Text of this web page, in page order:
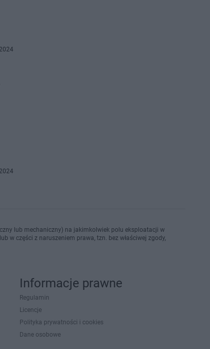
lub mechaniczny) na jakimkolwiek polu eksploatacji w
w części z naruszeniem prawa, tzn. bez właściwej zgody,
Informacje prawne
Regulamin
Licencje
Polityka prywatności i cookies
Dane osobowe